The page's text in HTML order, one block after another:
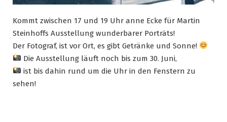
Kommt zwischen 17 und 19 Uhr anne Ecke für Martin
Steinhoffs Ausstellung wunderbarer Porträts!
Der Fotograf, ist vor Ort, es gibt Getränke und Sonne!
Die Ausstellung läuft noch bis zum 30. Juni,
ist bis dahin rund um die Uhr in den Fenstern zu
sehen!